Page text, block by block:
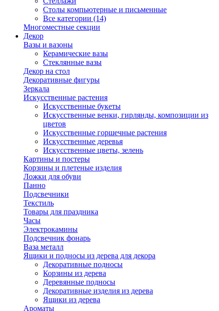
Столы компьютерные и письменные
Все категории (14)
Многоместные секции
Декор
Вазы и вазоны
Керамические вазы
Стеклянные вазы
Декор на стол
Декоративные фигуры
Зеркала
Искусственные растения
Искусственные букеты
Искусственные венки, гирлянды, композиции из
цветов
Искусственные горшечные растения
Искусственные деревья
Искусственные цветы, зелень
Картины и постеры
Корзины и плетеные изделия
Ложки для обуви
Панно
Подсвечники
Текстиль
Товары для праздника
Часы
Электрокамины
Подсвечник фонарь
Ваза металл
Ящики и подносы из дерева для декора
Декоративные подносы
Корзины из дерева
Деревянные подносы
Декоративные изделия из дерева
Ящики из дерева
Ароматы